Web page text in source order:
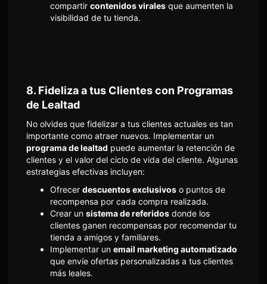
compartir contenidos viralesque aumenten la
visibilidad de tu tienda.
8. Fideliza a tus Clientes con Programas
de Lealtad
No olvides que fidelizar a tus clientes actuales es tan
importante como atraer nuevos. Implementar un
programa de lealtad puede aumentar la retención de
clientes y el valor del ciclo de vida del cliente. Algunas
estrategias efectivas incluyen:
Ofrecer descuentos exclusivoso puntos de
recompensa por cada compra realizada.
Crear un sistema de referidosdonde los
clientes ganen recompensas por recomendar tu
tienda a amigos y familiares.
Implementar un email marketing automatizado
que envíe ofertas personalizadas a tus clientes
más leales.